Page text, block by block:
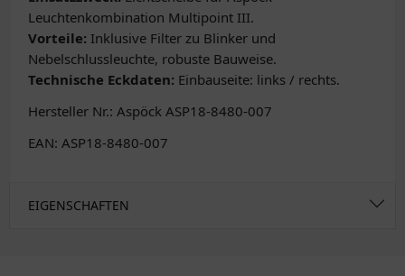
Leuchtenkombination Multipoint III.
Vorteile: Inklusive Filter zu Blinker und
Nebelschlussleuchte, robuste Bauweise.
Technische Eckdaten: Einbauseite: links / rechts.
Hersteller Nr.: Aspöck ASP18-8480-007
EAN: ASP18-8480-007
EIGENSCHAFTEN